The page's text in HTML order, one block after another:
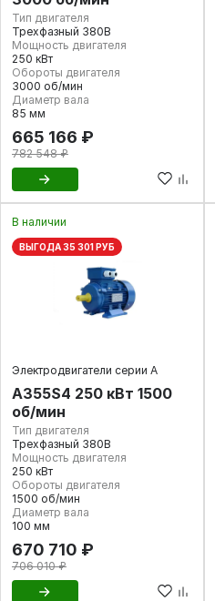
Тип двигателя
Трехфазный 380В
Мощность двигателя
250 кВт
Обороты двигателя
3000 об/мин
Диаметр вала
85 мм
665 166 ₽
782 548 ₽
В наличии
ВЫГОДА 35 301 РУБ
Электродвигатели серии А
А355S4 250 кВт 1500
об/мин
Тип двигателя
Трехфазный 380В
Мощность двигателя
250 кВт
Обороты двигателя
1500 об/мин
Диаметр вала
100 мм
670 710 ₽
706 010 ₽